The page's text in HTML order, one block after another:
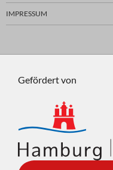
IMPRESSUM
Gefördert von